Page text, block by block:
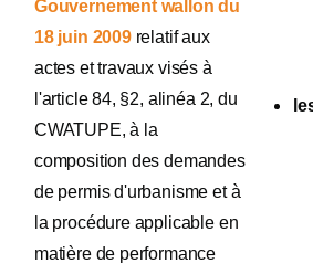
Gouvernement wallon du
18 juin 2009relatif aux
actes et travaux visés à
l'article 84, §2, alinéa 2, du
CWATUPE, à la
composition des demandes
de permis d'urbanisme et à
la procédure applicable en
matière de performance